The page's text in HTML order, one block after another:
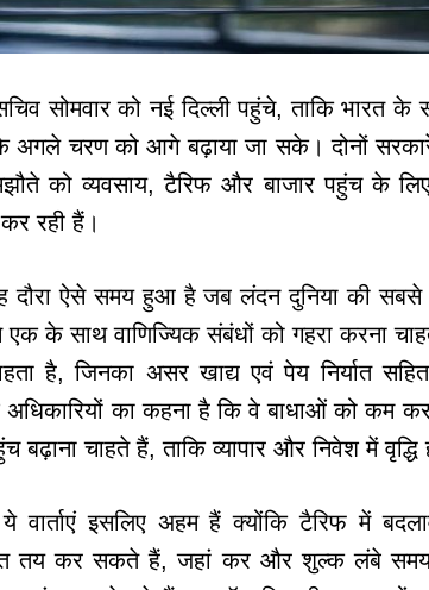
सोमवार को नई दिल्ली पहुंचे, ताकि भारत
अगले चरण को आगे बढ़ाया जा सके। दोनों
को व्यवसाय, टैरिफ और बाजार पहुंच के
रही हैं।
दौरा ऐसे समय हुआ है जब लंदन दुनिया की
के साथ वाणिज्यिक संबंधों को गहरा करना
है, जिनका असर खाद्य एवं पेय निर्यात
का कहना है कि वे बाधाओं को कम
बढ़ाना चाहते हैं, ताकि व्यापार और निवेश में
वार्ताएं इसलिए अहम हैं क्योंकि टैरिफ में
तय कर सकते हैं, जहां कर और शुल्क लंबे समय